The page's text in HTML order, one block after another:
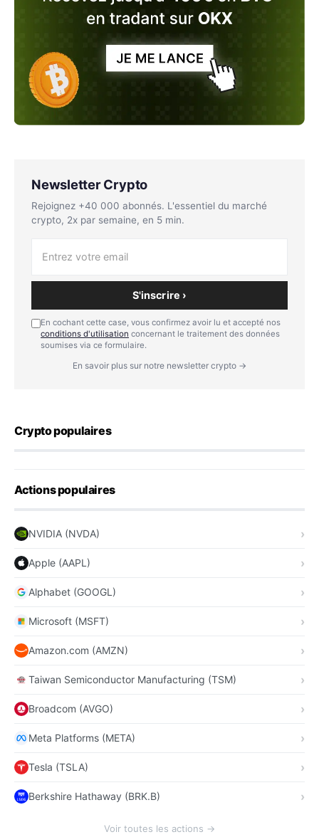
Newsletter Crypto
Rejoignez +40 000 abonnés. L'essentiel du marché
crypto, 2x par semaine, en 5 min.
S'inscrire ›
En cochant cette case, vous confirmez avoir lu et accepté nos
conditions d'utilisation concernant le traitement des données
soumises via ce formulaire.
En savoir plus sur notre newsletter crypto →
Crypto populaires
Actions populaires
NVIDIA (NVDA)
Apple (AAPL)
Alphabet (GOOGL)
Microsoft (MSFT)
Amazon.com (AMZN)
Taiwan Semiconductor Manufacturing (TSM)
Broadcom (AVGO)
Meta Platforms (META)
Tesla (TSLA)
Berkshire Hathaway (BRK.B)
Voir toutes les actions →